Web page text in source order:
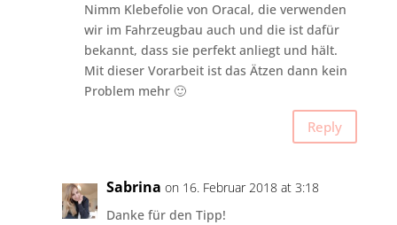
Nimm Klebefolie von Oracal, die verwenden
wir im Fahrzeugbau auch und die ist dafür
bekannt, dass sie perfekt anliegt und hält.
Mit dieser Vorarbeit ist das Ätzen dann kein
Problem mehr 🙂
Reply
Sabrina on 16. Februar 2018 at 3:18
Danke für den Tipp!